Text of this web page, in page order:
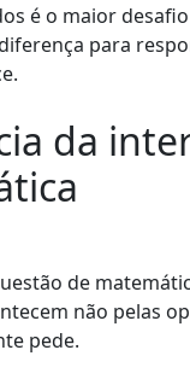
é o maior
para
da
de
não pelas
pede.